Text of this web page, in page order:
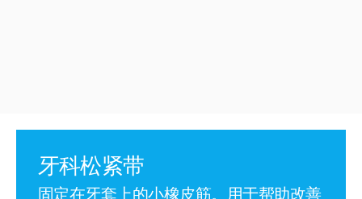
牙科松紧带
固定在牙套上的小橡皮筋。用于帮助改善